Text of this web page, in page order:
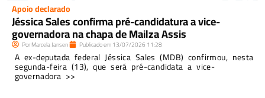
Apoio declarado
Jéssica Sales confirma pré-candidatura a vice-
governadora na chapa de Mailza Assis
PorMarcela Jansen Publicado em13/07/2026 11:28
A ex-deputada federal Jéssica Sales (MDB) confirmou, nesta
segunda-feira (13), que será pré-candidata a vice-
governadora >>